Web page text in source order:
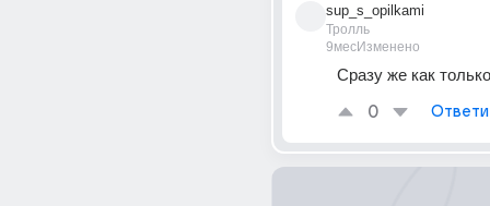
sup_s_opilkami
Тролль
9месИзменено
Сразу же как
0